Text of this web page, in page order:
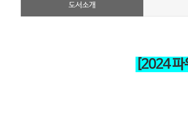
도서소개
[2024